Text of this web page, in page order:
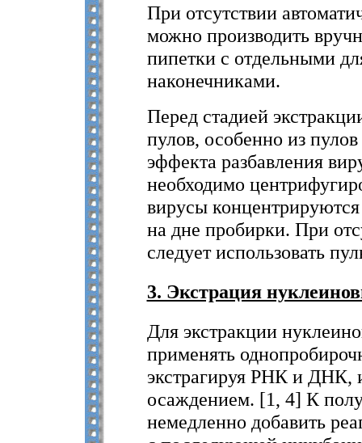
При отсутствии
можно производить
пипетки с отдельными
наконечниками.
Перед стадией
пулов, особенно из
эффекта разбавления
необходимо
вирусы
на дне пробирки. При
следует использовать
3. Экстрация
Для экстракции
применять
экстрагируя РНК и ДНК,
осаждением. [1, 4] К
немедленно добавить